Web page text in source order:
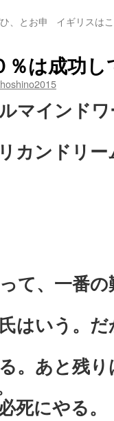
、とお申
イギリスは
％は成功
マインド
カンドリ
て、一番
はいう。
。あと残
死にやる。